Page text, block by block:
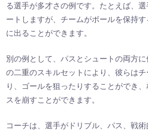
る選手が多才さの例です。たとえば、
ートしますが、チームがボールを保持
に出ることができます。
別の例として、パスとシュートの両方
の二重のスキルセットにより、彼らは
り、ゴールを狙ったりすることができ
スを崩すことができます。
コーチは、選手がドリブル、パス、戦